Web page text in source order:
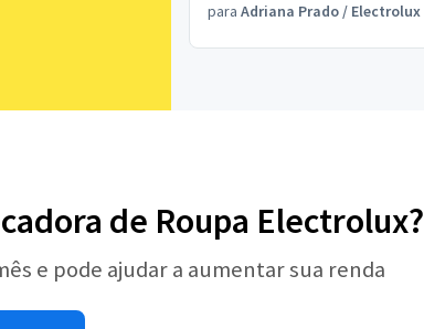
para Adriana Prado/ Electrolux
de Roupa Electrolux?
e pode ajudar a aumentar sua renda